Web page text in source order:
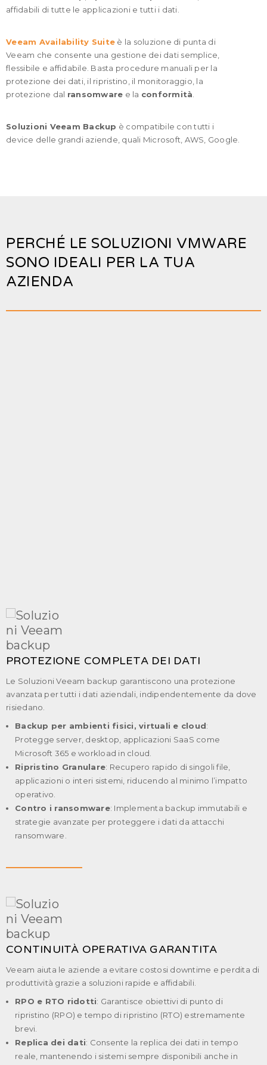
affidabili di tutte le applicazioni e tutti i dati.
Veeam Availability Suite è la soluzione di punta di
Veeam che consente una gestione dei dati semplice,
flessibile e affidabile. Basta procedure manuali per la
protezione dei dati, il ripristino, il monitoraggio, la
protezione dal ransomware e la conformità
Soluzioni Veeam Backup è compatibile con tutti i
device delle grandi aziende, quali Microsoft, AWS, Google.
PERCHÉ LE SOLUZIONI VMWARE
SONO IDEALI PER LA TUA
AZIENDA
PROTEZIONE COMPLETA DEI DATI
Le Soluzioni Veeam backup garantiscono una protezione
avanzata per tutti i dati aziendali, indipendentemente da dove
risiedano.
Backup per ambienti fisici, virtuali e cloud:
Protegge server, desktop, applicazioni SaaS come
Microsoft 365 e workload in cloud.
Ripristino Granulare: Recupero rapido di singoli file,
applicazioni o interi sistemi, riducendo al minimo l’impatto
operativo.
Contro i ransomware: Implementa backup immutabili e
strategie avanzate per proteggere i dati da attacchi
ransomware.
CONTINUITÀ OPERATIVA GARANTITA
Veeam aiuta le aziende a evitare costosi downtime e perdita di
produttività grazie a soluzioni rapide e affidabili.
RPO e RTO ridotti: Garantisce obiettivi di punto di
ripristino (RPO) e tempo di ripristino (RTO) estremamente
brevi.
Replica dei dati: Consente la replica dei dati in tempo
reale, mantenendo i sistemi sempre disponibili anche in